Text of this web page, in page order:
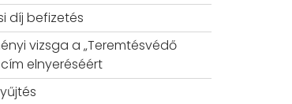
díj befizetés
vizsga a „Teremtésvédő
cím elnyeréséért